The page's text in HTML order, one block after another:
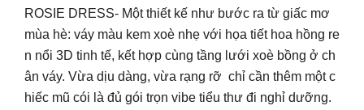
ROSIE DRESS- Một thiết kế như bước ra từ giấc mơ
mùa hè: váy màu kem xoè nhẹ với họa tiết hoa hồng re
n nổi 3D tinh tế, kết hợp cùng tầng lưới xoè bồng ở ch
ân váy. Vừa dịu dàng, vừa rạng rỡ chỉ cần thêm một c
hiếc mũ cói là đủ gói trọn vibe tiểu thư đi nghỉ dưỡng.